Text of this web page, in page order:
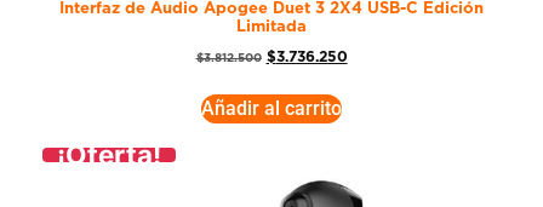
Interfaz de Audio Apogee Duet 3 2X4 USB-C Edición
Limitada
$3.812.500 $3.736.250
Añadir al carrito
¡Oferta!